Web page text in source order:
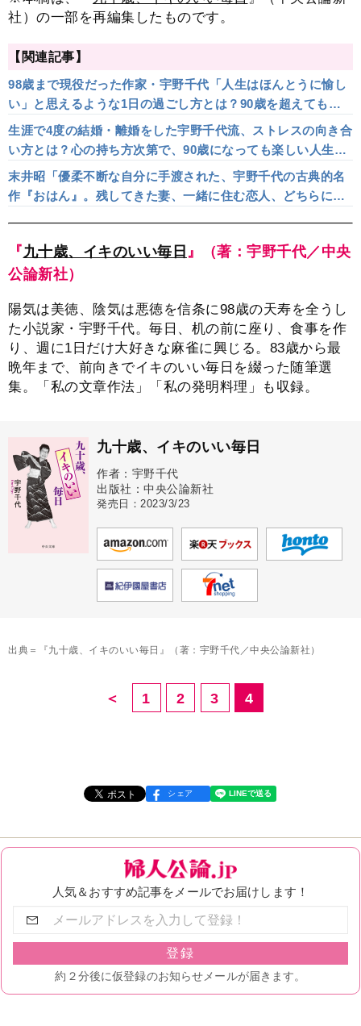
社）の一部を再編集したものです。
【関連記事】
98歳まで現役だった作家・宇野千代「人生はほんとうに愉し
い」と思えるような1日の過ごし方とは？90歳を超えても毎
朝台所に立ち続けて
生涯で4度の結婚・離婚をした宇野千代流、ストレスの向き合
い方とは？心の持ち方次第で、90歳になっても楽しい人生を
続けられる
末井昭「優柔不断な自分に手渡された、宇野千代の古典的名
作『おはん』。残してきた妻、一緒に住む恋人、どちらにも
『九十歳、イキのいい毎日 』（著：宇野千代／中央
公論新社）
陽気は美徳、陰気は悪徳を信条に98歳の天寿を全うし
た小説家・宇野千代。毎日、机の前に座り、食事を作
り、週に1日だけ大好きな麻雀に興じる。83歳から最
晩年まで、前向きでイキのいい毎日を綴った随筆選
集。「私の文章作法」「私の発明料理」も収録。
九十歳、イキのいい毎日
作者：宇野千代
出版社：中央公論新社
発売日：2023/3/23
出典＝『九十歳、イキのいい毎日』（著：宇野千代／中央公論新社）
＜ 1 2 3 4
シェア